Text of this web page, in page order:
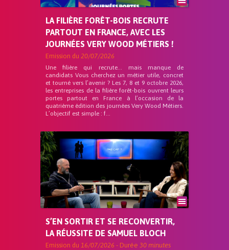
LA FILIÈRE FORÊT-BOIS RECRUTE
PARTOUT EN FRANCE, AVEC LES
JOURNÉES VERY WOOD MÉTIERS !
Emission du 20/07/2026
Une filière qui recrute… mais manque de
candidats Vous cherchez un métier utile, concret
et tourné vers l’avenir ? Les 7, 8 et 9 octobre 2026,
les entreprises de la filière forêt-bois ouvrent leurs
portes partout en France à l’occasion de la
quatrième édition des journées Very Wood Métiers.
L’objectif est simple : f...
S’EN SORTIR ET SE RECONVERTIR,
LA RÉUSSITE DE SAMUEL BLOCH
Emission du 16/07/2026 - Durée 30 minutes